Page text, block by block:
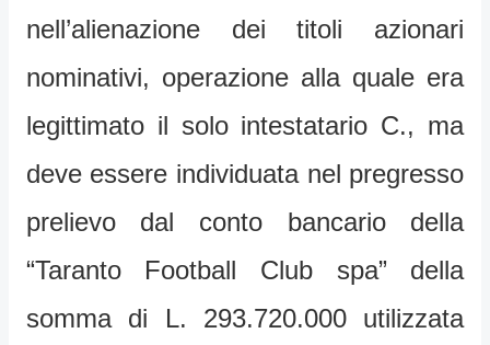
nell’alienazione dei titoli azionari
nominativi, operazione alla quale era
legittimato il solo intestatario C., ma
deve essere individuata nel pregresso
prelievo dal conto bancario della
“Taranto Football Club spa” della
somma di L. 293.720.000 utilizzata